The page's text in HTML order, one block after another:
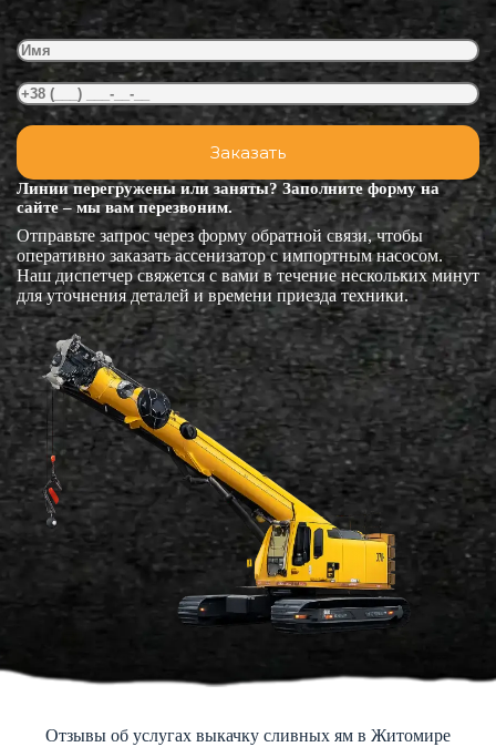
Линии перегружены или заняты? Заполните форму на
сайте – мы вам перезвоним.
Отправьте запрос через форму обратной связи, чтобы
оперативно заказать ассенизатор с импортным насосом.
Наш диспетчер свяжется с вами в течение нескольких минут
для уточнения деталей и времени приезда техники.
Отзывы об услугах выкачку сливных ям в Житомире